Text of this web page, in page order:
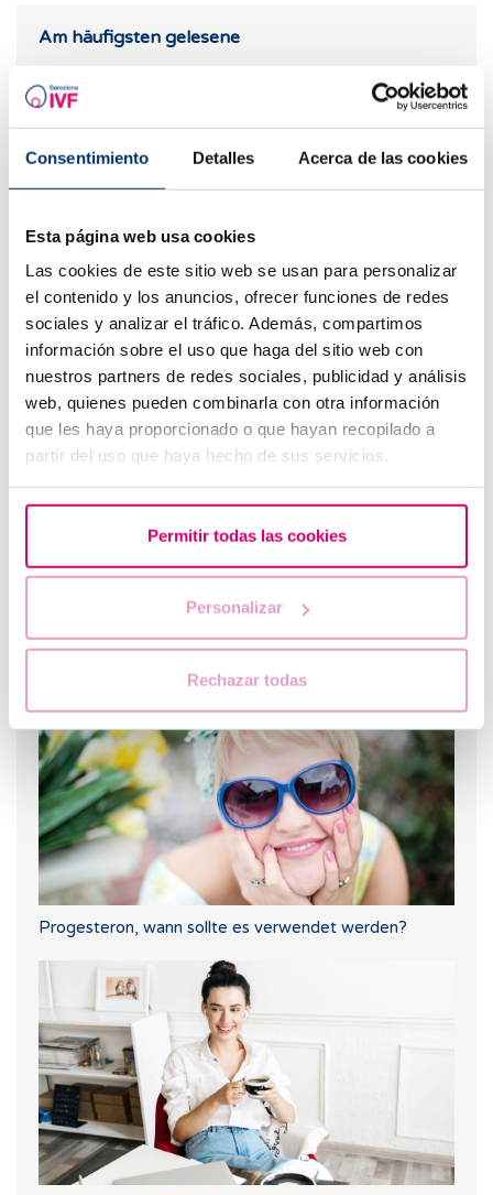
Consentimiento Detalles Acerca de las cookies
Esta página web usa cookies
Las cookies de este sitio web se usan para personalizar
el contenido y los anuncios, ofrecer funciones de redes
sociales y analizar el tráfico. Además, compartimos
información sobre el uso que haga del sitio web con
nuestros partners de redes sociales, publicidad y análisis
web, quienes pueden combinarla con otra información
que les haya proporcionado o que hayan recopilado a
partir del uso que haya hecho de sus servicios.
Permitir todas las cookies
Personalizar
Rechazar todas
Am häufigsten gelesene
Brauner Ausfluss: Ursachen, Zusammenhang mit
Menstruation und Schwangerschaft
beeinflussen?
Progesteron, wann sollte es verwendet werden?